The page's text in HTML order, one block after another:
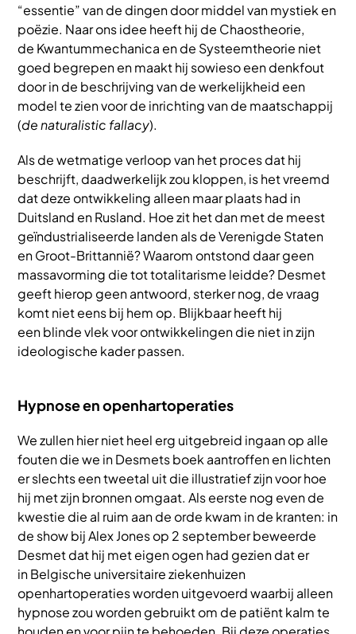
“essentie” van de dingen door middel van mystiek en
poëzie. Naar ons idee heeft hij de Chaostheorie,
de Kwantummechanica en de Systeemtheorie niet
goed begrepen en maakt hij sowieso een denkfout
door in de beschrijving van de werkelijkheid een
model te zien voor de inrichting van de maatschappij
(de naturalistic fallacy).
Als de wetmatige verloop van het proces dat hij
beschrijft, daadwerkelijk zou kloppen, is het vreemd
dat deze ontwikkeling alleen maar plaats had in
Duitsland en Rusland. Hoe zit het dan met de meest
geïndustrialiseerde landen als de Verenigde Staten
en Groot-Brittannië? Waarom ontstond daar geen
massavorming die tot totalitarisme leidde? Desmet
geeft hierop geen antwoord, sterker nog, de vraag
komt niet eens bij hem op. Blijkbaar heeft hij
een blinde vlek voor ontwikkelingen die niet in zijn
ideologische kader passen.
Hypnose en openhartoperaties
We zullen hier niet heel erg uitgebreid ingaan op alle
fouten die we in Desmets boek aantroffen en lichten
er slechts een tweetal uit die illustratief zijn voor hoe
hij met zijn bronnen omgaat. Als eerste nog even de
kwestie die al ruim aan de orde kwam in de kranten: in
de show bij Alex Jones op 2 september beweerde
Desmet dat hij met eigen ogen had gezien dat er
in Belgische universitaire ziekenhuizen
openhartoperaties worden uitgevoerd waarbij alleen
hypnose zou worden gebruikt om de patiënt kalm te